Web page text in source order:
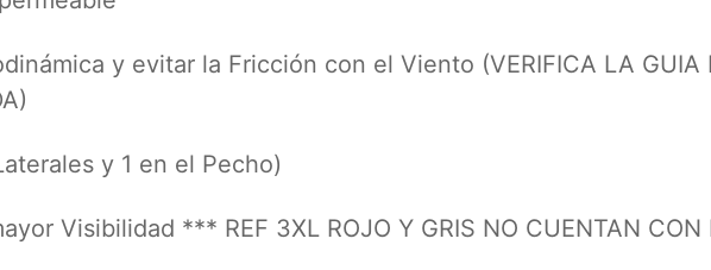
y evitar la Fricción con el Viento (VERIFICA LA GUIA
y 1 en el Pecho)
Visibilidad *** REF 3XL ROJO Y GRIS NO CUENTAN CON